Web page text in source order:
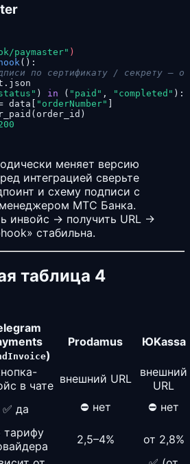
paymaster" )
():
по сертификату / секрету —
) in ( "paid" , "completed" ):
data[
"orderNumber" ]
меняет версию
интеграцией сверьте
и схему подписи с
МТС Банка.
инвойс → получить URL →
стабильна.
таблица 4
)
Prodamus ЮKassa
в чате внешний URL
внешний
URL
✅ да ⛔ нет
⛔ нет
тарифу
2,5–4% от 2,8%